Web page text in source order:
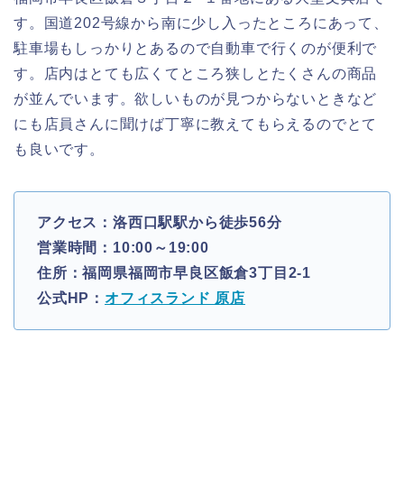
す。国道202号線から南に少し入ったところにあって、
駐車場もしっかりとあるので自動車で行くのが便利で
す。店内はとても広くてところ狭しとたくさんの商品
が並んでいます。欲しいものが見つからないときなど
にも店員さんに聞けば丁寧に教えてもらえるのでとて
も良いです。
アクセス：洛西口駅駅から徒歩56分
営業時間：10:00～19:00
住所：福岡県福岡市早良区飯倉3丁目2-1
公式HP： オフィスランド 原店